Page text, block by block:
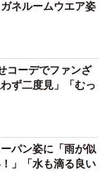
ネルームウエア姿
コーデでファンざ
ず二度見」「むっ
パン姿に「雨が似
」「水も滴る良い